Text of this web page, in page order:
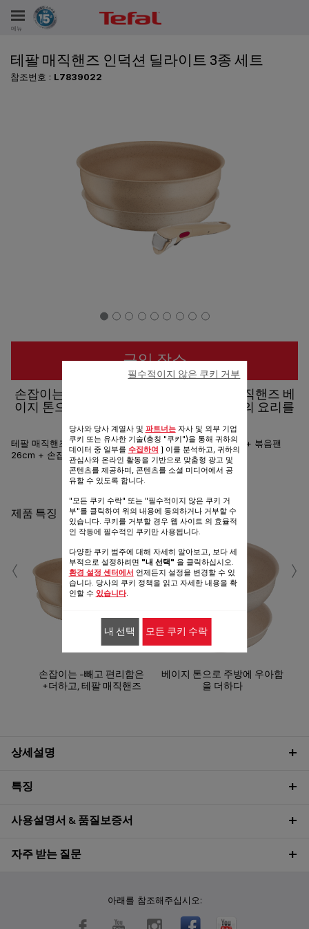
메뉴
테팔 매직핸즈 인덕션 딜라이트 3종 세트
참조번호 : L7839022
구입 장소
손잡이는 -빼고 편리함은 +더하고, 테팔 매직핸즈 베
이지 톤으로 주방에 우아함을 더하다, 매일의 요리를
테팔 매직핸즈 인덕션 딜라이트 3종 세트 (프라이팬 24cm + 볶음팬
26cm + 손잡이)
공유
제품 특징
손잡이는 -빼고 편리함은
+더하고, 테팔 매직핸즈
베이지 톤으로 주방에 우아함
을 더하다
‹ ›
상세설명
특징
사용설명서 & 품질보증서
자주 받는 질문
아래를 참조해주십시오:
당사와 당사 계열사 및 파트너는자사 및 외부 기업
쿠키 또는 유사한 기술(총칭 "쿠키")을 통해 귀하의
데이터 중 일부를 수집하여 ] 이를 분석하고, 귀하의
관심사와 온라인 활동을 기반으로 맞춤형 광고 및
콘텐츠를 제공하며, 콘텐츠를 소셜 미디어에서 공
유할 수 있도록 합니다.
"모든 쿠키 수락" 또는 "필수적이지 않은 쿠키 거
부"를 클릭하여 위의 내용에 동의하거나 거부할 수
있습니다. 쿠키를 거부할 경우 웹 사이트 의 효율적
인 작동에 필수적인 쿠키만 사용됩니다.
다양한 쿠키 범주에 대해 자세히 알아보고, 보다 세
부적으로 설정하려면 "내 선택" 을 클릭하십시오.
환경 설정 센터에서 언제든지 설정을 변경할 수 있
습니다. 당사의 쿠키 정책을 읽고 자세한 내용을 확
인할 수 있습니다.
필수적이지 않은 쿠키 거부
내 선택 모든 쿠키 수락